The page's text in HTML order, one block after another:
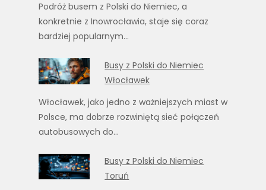
Podróż busem z Polski do Niemiec, a
konkretnie z Inowrocławia, staje się coraz
bardziej popularnym…
Busy z Polski do Niemiec
Włocławek
Włocławek, jako jedno z ważniejszych miast w
Polsce, ma dobrze rozwiniętą sieć połączeń
autobusowych do…
Busy z Polski do Niemiec
Toruń